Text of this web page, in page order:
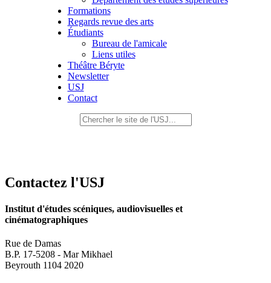
Formations
Regards revue des arts
Étudiants
Bureau de l'amicale
Liens utiles
Théâtre Béryte
Newsletter
USJ
Contact
Contactez l'USJ
Institut d'études scéniques, audiovisuelles et
cinématographiques
Rue de Damas
B.P. 17-5208 - Mar Mikhael
Beyrouth 1104 2020